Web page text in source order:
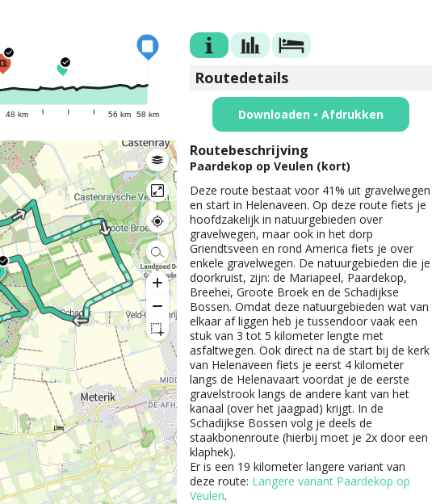
Routedetails
Downloaden • Afdrukken
Routebeschrijving
Paardekop op Veulen (kort)
Deze route bestaat voor 41% uit gravelwegen
en start in Helenaveen. Op deze route fiets je
hoofdzakelijk in natuurgebieden over
gravelwegen, maar ook in het dorp
Griendtsveen en rond America fiets je over
enkele gravelwegen. De natuurgebieden die je
doorkruist, zijn: de Mariapeel, Paardekop,
Breehei, Groote Broek en de Schadijkse
Bossen. Omdat deze natuurgebieden wat van
elkaar af liggen heb je tussendoor vaak een
stuk van 3 tot 5 kilometer lengte met
asfaltwegen. Ook direct na de start bij de kerk
van Helenaveen fiets je eerst 4 kilometer
langs de Helenavaart voordat je de eerste
gravelstrook langs de andere kant van het
kanaal (over het jaagpad) krijgt. In de
Schadijkse Bossen volg je deels de
staakbonenroute (hierbij moet je 2x door een
klaphek).
Er is een 19 kilometer langere variant van
deze route: Langere variant Paardekop op
Veulen.
48 km 56 km 58 km